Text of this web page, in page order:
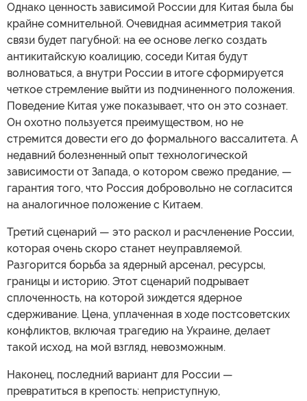
Однако ценность зависимой России для Китая была бы
крайне сомнительной. Очевидная асимметрия такой
связи будет пагубной: на ее основе легко создать
антикитайскую коалицию, соседи Китая будут
волноваться, а внутри России в итоге сформируется
четкое стремление выйти из подчиненного положения.
Поведение Китая уже показывает, что он это сознает.
Он охотно пользуется преимуществом, но не
стремится довести его до формального вассалитета. А
недавний болезненный опыт технологической
зависимости от Запада, о котором свежо предание, —
гарантия того, что Россия добровольно не согласится
на аналогичное положение с Китаем.
Третий сценарий — это раскол и расчленение России,
которая очень скоро станет неуправляемой.
Разгорится борьба за ядерный арсенал, ресурсы,
границы и историю. Этот сценарий подрывает
сплоченность, на которой зиждется ядерное
сдерживание. Цена, уплаченная в ходе постсоветских
конфликтов, включая трагедию на Украине, делает
такой исход, на мой взгляд, невозможным.
Наконец, последний вариант для России —
превратиться в крепость: неприступную,